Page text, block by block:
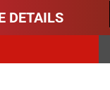
DETAILS